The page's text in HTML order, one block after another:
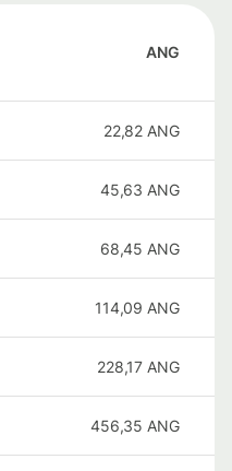
ANG
22,82 ANG
45,63 ANG
68,45 ANG
114,09 ANG
228,17 ANG
456,35 ANG